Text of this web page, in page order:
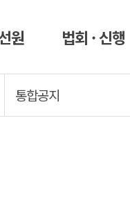
원 법회 · 신행
통합공지